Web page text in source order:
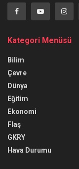
Kategori Menüsü
Bilim
Çevre
Dünya
Eğitim
Ekonomi
Flaş
GKRY
Hava Durumu